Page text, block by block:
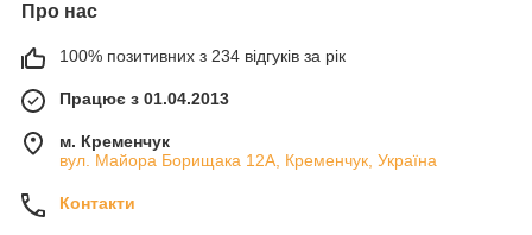
Про нас
100% позитивних з 234 відгуків за рік
Працює з 01.04.2013
м. Кременчук
вул. Майора Борищака 12А, Кременчук, Україна
Контакти